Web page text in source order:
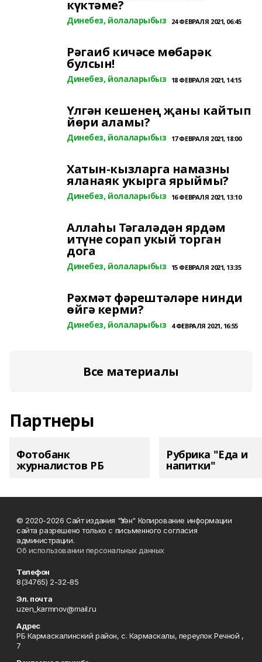
күктәме?
Динебез, йолаларыбыз 24 ФЕВРАЛЯ 2021, 06:45
Рәгаиб кичәсе мөбарәк
булсын!
Динебез, йолаларыбыз 18 ФЕВРАЛЯ 2021, 14:15
Үлгән кешенең җаны кайтып
йөри аламы?
Динебез, йолаларыбыз 17 ФЕВРАЛЯ 2021, 18:00
Хатын-кызларга намазны
яланаяк укырга ярыймы?
Динебез, йолаларыбыз 16 ФЕВРАЛЯ 2021, 13:10
Аллаһы Тәгаләдән ярдәм
итүне сорап укый торган
дога
Динебез, йолаларыбыз 15 ФЕВРАЛЯ 2021, 13:35
Рәхмәт фәрештәләре нинди
өйгә керми?
Динебез, йолаларыбыз 4 ФЕВРАЛЯ 2021, 16:55
Все материалы
Партнеры
Фотобанк
журналистов РБ
Рубрика "Еда и
напитки"
© 2020-2026 Сайт издания "Үзән" Копирование информации
сайта разрешено только с письменного согласия
администрации.
Об использовании персональных данных
Телефон
8(34765) 2-32-85
Эл. почта
uzen_karmnov@mail.ru
Адрес
РБ Кармаскалинский район, с. Кармаскалы, переулок Речной ,
7